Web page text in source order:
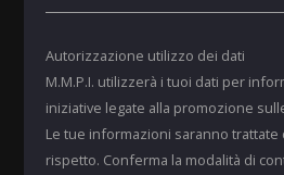
Autorizzazione utilizzo dei dati
M.M.P.I. utilizzerà i tuoi dati per
iniziative legate alla promozione
Le tue informazioni saranno trattate
rispetto. Conferma la modalità di